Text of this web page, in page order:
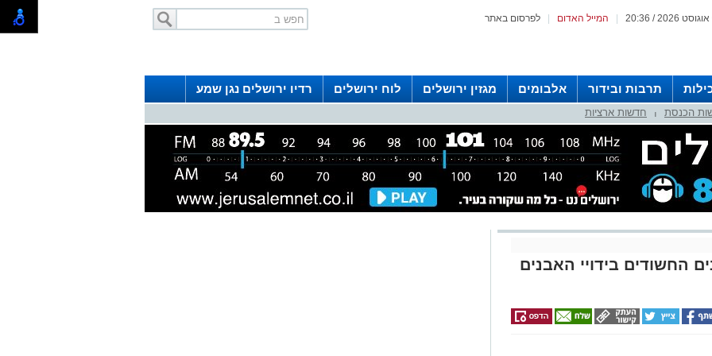
לפרסום באתר המייל האדום
תרבות ובידור אלבומים מגזין ירושלים לוח ירושלים
רדיו ירושלים נגן שמע
רדיו ירושלים
הכנסת חדשות ארציות
החשודים בידויי האבנים